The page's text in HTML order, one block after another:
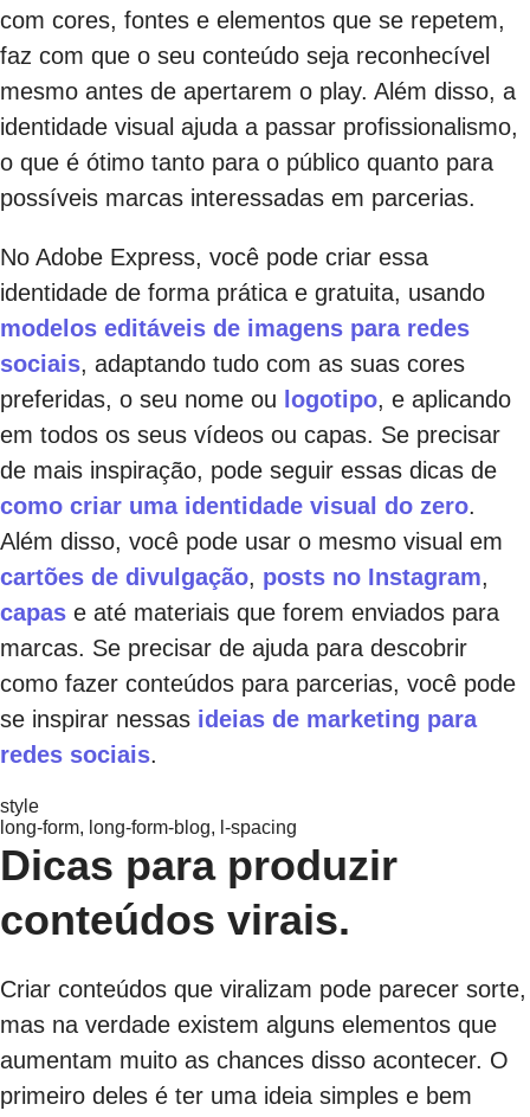
com cores, fontes e elementos que se repetem,
faz com que o seu conteúdo seja reconhecível
mesmo antes de apertarem o play. Além disso, a
identidade visual ajuda a passar profissionalismo,
o que é ótimo tanto para o público quanto para
possíveis marcas interessadas em parcerias.
No Adobe Express, você pode criar essa
identidade de forma prática e gratuita, usando
modelos editáveis de imagens para redes
sociais, adaptando tudo com as suas cores
preferidas, o seu nome ou logotipo, e aplicando
em todos os seus vídeos ou capas. Se precisar
de mais inspiração, pode seguir essas dicas de
como criar uma identidade visual do zero.
Além disso, você pode usar o mesmo visual em
cartões de divulgação, posts no Instagram,
capas e até materiais que forem enviados para
marcas. Se precisar de ajuda para descobrir
como fazer conteúdos para parcerias, você pode
se inspirar nessas ideias de marketing para
redes sociais.
style
long-form, long-form-blog, l-spacing
Dicas para produzir
conteúdos virais.
Criar conteúdos que viralizam pode parecer sorte,
mas na verdade existem alguns elementos que
aumentam muito as chances disso acontecer. O
primeiro deles é ter uma ideia simples e bem